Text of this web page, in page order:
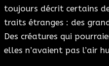
toujours décrit certains
traits étranges : des
Des créatures qui
elles n’avaient pas l’air